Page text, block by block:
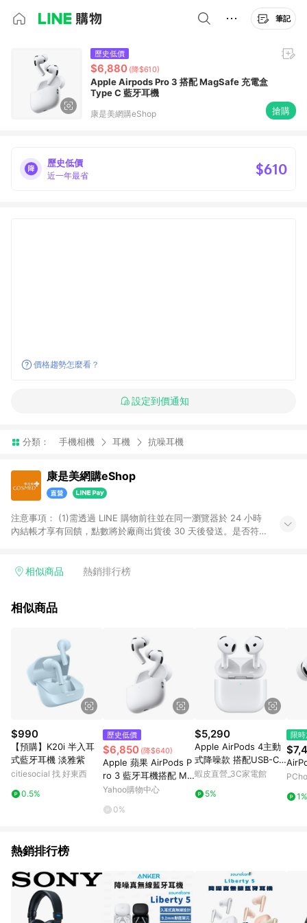
筆記
歷史低價
$6,880 (降$610)
Apple Airpods Pro 3 搭配 MagSafe 充電盒
Type C 藍牙耳機
康是美網購eShop 搶購
歷史低價
近一年最省 $610
價格趨勢怎麼看？
設定到價通知
分類： 手機相機 耳機 抗噪耳機
康是美網購eShop
注意事項：​ (1)需透過 LINE 購物前往並在同一瀏覽器於 24 小時
內結帳才享有回饋，點數將於廠商出貨後 30 天後發送。​是否符
黃金鑽飾/精品相關/3C數位(含周邊)/家電視聽/運動戶外/母嬰用
饋%」，將於訂單成立後由「LINE購物通知」之官方帳號訊息通
依LINE購物網站訂單成立通知為準。​​ (5)LINE購物設有「單一商
品最高回饋點數」機制 (部分時段開放「回饋無上限」)，以同一
訂單中同一商品不論件數計算，請依訂單成立當下LINE購物的回
饋機制為準。
相似商品 熱銷排行榜
相似商品
$990
【預購】K20i 半入耳
式藍牙耳機 淡雅紫
citiesocial 找 好東西
0.5%
歷史低價
$6,850 (降$640)
Apple 蘋果 AirPods P
ro 3 藍牙耳機搭配 Ma
gSafe 充電盒 (USB‑C)
Yahoo購物中心
0%
$5,290
Apple AirPods 4主動
式降噪款 搭配USB-C
充電盒 蘋果藍芽耳機
蝦皮直營_3C家電館
5%
限
1%
熱銷排行榜